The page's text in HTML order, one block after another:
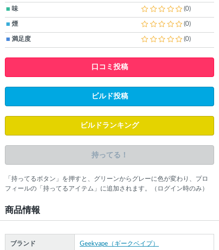
味 (0)
煙 (0)
満足度 (0)
口コミ投稿
ビルド投稿
ビルドランキング
持ってる！
「持ってるボタン」を押すと、グリーンからグレーに色が変わり、プロ
フィールの「持ってるアイテム」に追加されます。（ログイン時のみ）
商品情報
ブランド Geekvape（ギークベイプ）